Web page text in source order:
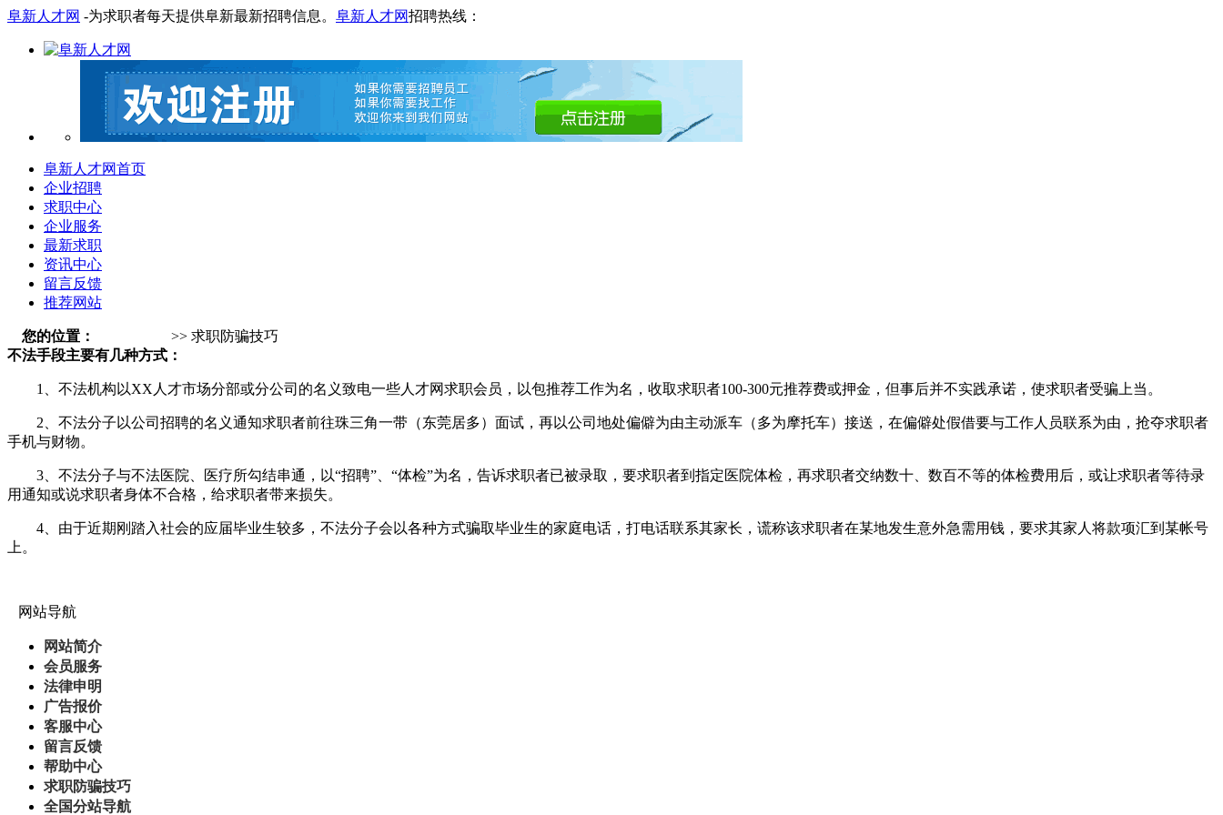
阜新人才网 -为求职者每天提供阜新最新招聘信息。 阜新人才网招聘热线：
阜新人才网首页
企业招聘
求职中心
企业服务
最新求职
资讯中心
留言反馈
推荐网站
您的位置：
>> 求职防骗技巧
不法手段主要有几种方式：
1、不法机构以XX人才市场分部或分公司的名义致电一些人才网求职会员，以包推荐工作为名，收取求职者100-300元推荐费或押金，但事后并不实践承诺，使求职者受骗上当。
2、不法分子以公司招聘的名义通知求职者前往珠三角一带（东莞居多）面试，再以公司地处偏僻为由主动派车（多为摩托车）接送，在偏僻处假借要与工作人员联系为由，抢夺求职者
手机与财物。
3、不法分子与不法医院、医疗所勾结串通，以“招聘”、“体检”为名，告诉求职者已被录取，要求职者到指定医院体检，再求职者交纳数十、数百不等的体检费用后，或让求职者等待录
用通知或说求职者身体不合格，给求职者带来损失。
4、由于近期刚踏入社会的应届毕业生较多，不法分子会以各种方式骗取毕业生的家庭电话，打电话联系其家长，谎称该求职者在某地发生意外急需用钱，要求其家人将款项汇到某帐号
上。
网站导航
网站简介
会员服务
法律申明
广告报价
客服中心
留言反馈
帮助中心
求职防骗技巧
全国分站导航